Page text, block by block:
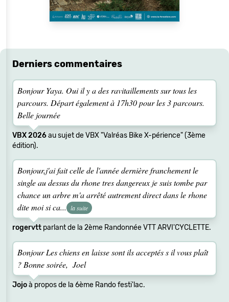
Derniers commentaires
Bonjour Yaya. Oui il y a des ravitaillements sur tous les
parcours. Départ également à 17h30 pour les 3 parcours.
Belle journée
VBX 2026au sujet de VBX "Valréas Bike X-périence" (3ème
édition).
Bonjour,j'ai fait celle de l'année dernière franchement le
single au dessus du rhone tres dangereux je suis tombe par
chance un arbre m'a arrêté autrement direct dans le rhone
dite moi si ca...
la suite
rogervtt parlant de la 2ème Randonnée VTT ARVI'CYCLETTE.
Bonjour Les chiens en laisse sont ils acceptés s il vous plaît
? Bonne soirée, Joel
Jojoà propos de la 6ème Rando festi'lac.